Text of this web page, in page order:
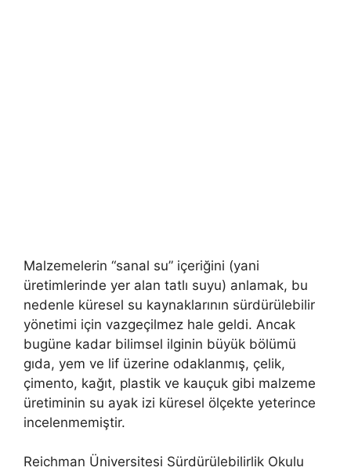
Malzemelerin “sanal su” içeriğini (yani
üretimlerinde yer alan tatlı suyu) anlamak, bu
nedenle küresel su kaynaklarının sürdürülebilir
yönetimi için vazgeçilmez hale geldi. Ancak
bugüne kadar bilimsel ilginin büyük bölümü
gıda, yem ve lif üzerine odaklanmış, çelik,
çimento, kağıt, plastik ve kauçuk gibi malzeme
üretiminin su ayak izi küresel ölçekte yeterince
incelenmemiştir.
Reichman Üniversitesi Sürdürülebilirlik Okulu